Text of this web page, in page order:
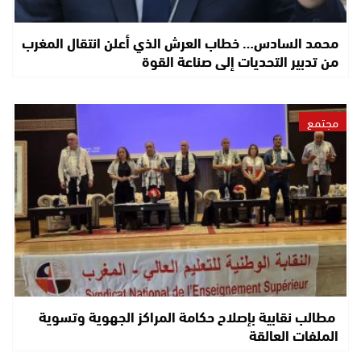
محمد السادس… خطاب العرش الذي أعلن انتقال المغرب
من تدبير التحديات إلى صناعة القوة
مجتمع
مطالب نقابية بإصلاح حكامة المراكز الجهوية وتسوية
الملفات العالقة